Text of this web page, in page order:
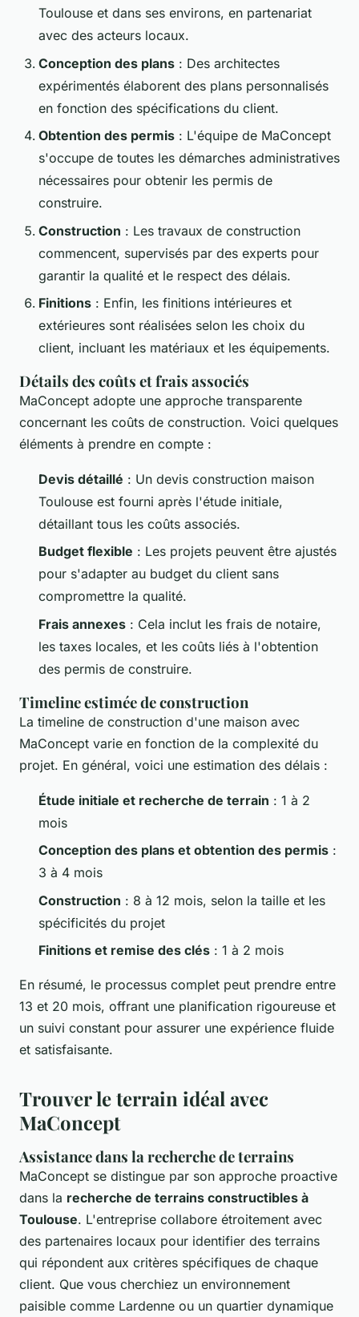
Toulouse et dans ses environs, en partenariat
avec des acteurs locaux.
Conception des plans : Des architectes
expérimentés élaborent des plans personnalisés
en fonction des spécifications du client.
Obtention des permis : L'équipe de MaConcept
s'occupe de toutes les démarches administratives
nécessaires pour obtenir les permis de
construire.
Construction : Les travaux de construction
commencent, supervisés par des experts pour
garantir la qualité et le respect des délais.
Finitions : Enfin, les finitions intérieures et
extérieures sont réalisées selon les choix du
client, incluant les matériaux et les équipements.
Détails des coûts et frais associés
MaConcept adopte une approche transparente
concernant les coûts de construction. Voici quelques
éléments à prendre en compte :
Devis détaillé : Un devis construction maison
Toulouse est fourni après l'étude initiale,
détaillant tous les coûts associés.
Budget flexible : Les projets peuvent être ajustés
pour s'adapter au budget du client sans
compromettre la qualité.
Frais annexes : Cela inclut les frais de notaire,
les taxes locales, et les coûts liés à l'obtention
des permis de construire.
Timeline estimée de construction
La timeline de construction d'une maison avec
MaConcept varie en fonction de la complexité du
projet. En général, voici une estimation des délais :
Étude initiale et recherche de terrain : 1 à 2
mois
Conception des plans et obtention des permis :
3 à 4 mois
Construction : 8 à 12 mois, selon la taille et les
spécificités du projet
Finitions et remise des clés : 1 à 2 mois
En résumé, le processus complet peut prendre entre
13 et 20 mois, offrant une planification rigoureuse et
un suivi constant pour assurer une expérience fluide
et satisfaisante.
Trouver le terrain idéal avec
MaConcept
Assistance dans la recherche de terrains
MaConcept se distingue par son approche proactive
dans la recherche de terrains constructibles à
Toulouse. L'entreprise collabore étroitement avec
des partenaires locaux pour identifier des terrains
qui répondent aux critères spécifiques de chaque
client. Que vous cherchiez un environnement
paisible comme Lardenne ou un quartier dynamique